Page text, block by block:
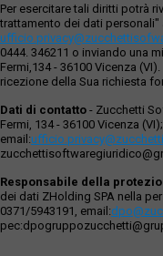
Per esercitare tali diritti potrà
trattamento dei dati personali"
0444. 346211 o inviando una
Fermi,134 - 36100 Vicenza
ricezione della Sua richiesta
Dati di contatto - Zucchetti
Fermi, 134 - 36100 Vicenza
email:
Responsabile della
dei dati ZHolding SPA nella
0371/5943191, email: